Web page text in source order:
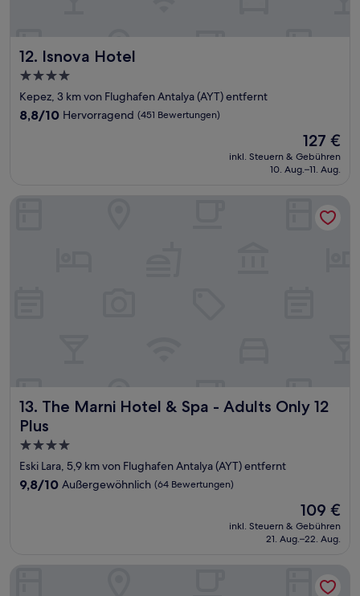
12. Isnova Hotel
Isnova Hotel
4.0-
Sterne-
Unterkunft
Kepez, 3 km von Flughafen Antalya (AYT) entfernt
8.8
8,8/10 Hervorragend (451 Bewertungen)
Der
Preis
beträgt
127 €
inkl. Steuern & Gebühren
10. Aug.–11. Aug.
13. The Marni Hotel & Spa - Adults Only 12
Plus
The Marni Hotel & Spa - Adults Only 12 Plus
4.0-
Sterne-
Unterkunft
Eski Lara, 5,9 km von Flughafen Antalya (AYT) entfernt
9.8
9,8/10 Außergewöhnlich (64 Bewertungen)
Der
Preis
beträgt
109 €
inkl. Steuern & Gebühren
21. Aug.–22. Aug.
The Marmara Antalya